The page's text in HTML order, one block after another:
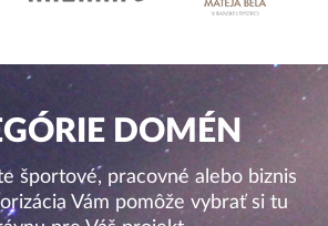
DOMÉN
športové, pracovné alebo biznis
Vám pomôže vybrať si tu